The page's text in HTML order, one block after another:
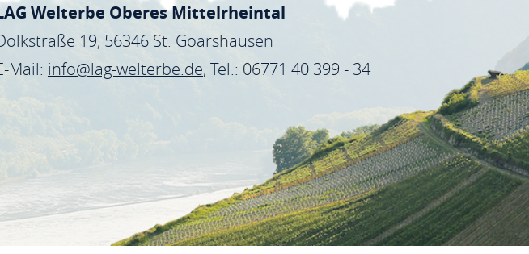
Welterbe Oberes Mittelrheintal
19, 56346 St. Goarshausen
Mail: info@lag-welterbe.de, Tel.: 06771 40 399 - 34